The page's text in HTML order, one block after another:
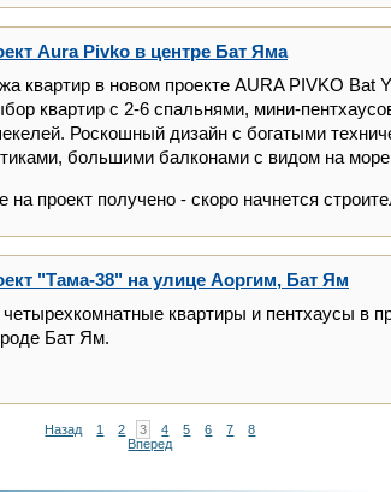
Aura Pivko в центре Бат Яма
квартир в новом проекте AURA PIVKO Bat
квартир с 2-6 спальнями, мини-
Роскошный дизайн с богатыми
большими балконами с видом на
на проект получено - скоро начнется
"Тама-38" на улице Аоргим, Бат Ям
квартиры и пентхаусы в
Бат Ям.
Назад 1 2 3 4 5 6 7
8
Вперед